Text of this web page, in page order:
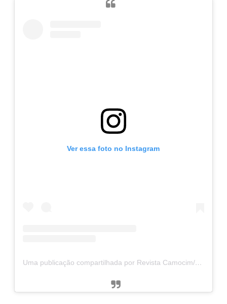
Ver essa foto no Instagram
Uma publicação compartilhada por Revista Camocim/Carlos Jardel (@revista_camocim)